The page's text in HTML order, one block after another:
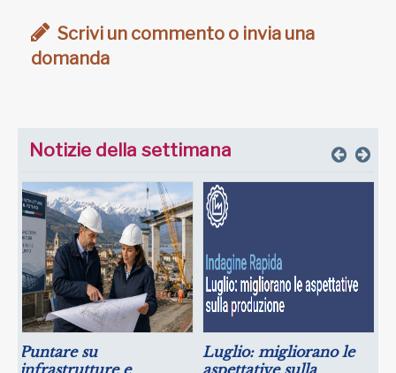
Scrivi un commento o invia una
domanda
Notizie della settimana
Puntare su
infrastrutture e
Luglio: migliorano le
aspettative sulla